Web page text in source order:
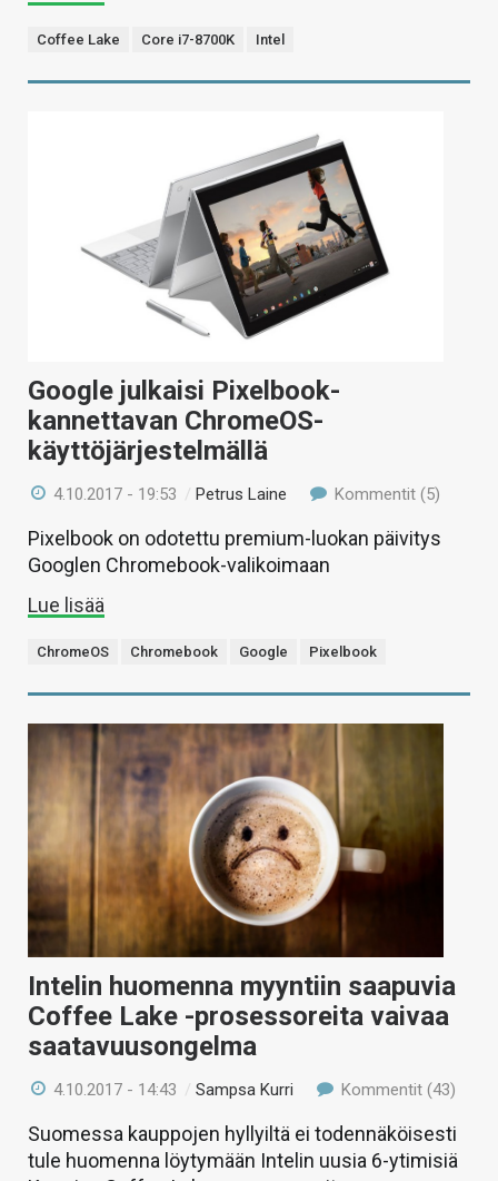
Coffee Lake Core i7-8700K Intel
Google julkaisi Pixelbook-
kannettavan ChromeOS-
käyttöjärjestelmällä
4.10.2017 - 19:53 /Petrus Laine Kommentit (5)
Pixelbook on odotettu premium-luokan päivitys
Googlen Chromebook-valikoimaan
Lue lisää
ChromeOS Chromebook Google Pixelbook
Intelin huomenna myyntiin saapuvia
Coffee Lake -prosessoreita vaivaa
saatavuusongelma
4.10.2017 - 14:43 /Sampsa Kurri Kommentit (43)
Suomessa kauppojen hyllyiltä ei todennäköisesti
tule huomenna löytymään Intelin uusia 6-ytimisiä